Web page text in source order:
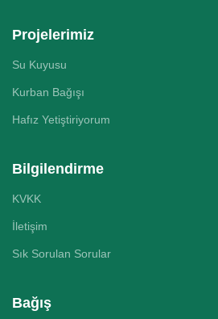
Projelerimiz
Su Kuyusu
Kurban Bağışı
Hafız Yetiştiriyorum
Bilgilendirme
KVKK
İletişim
Sık Sorulan Sorular
Bağış